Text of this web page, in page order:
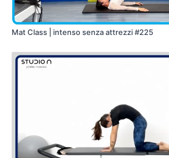
Mat Class | intenso senza attrezzi #225